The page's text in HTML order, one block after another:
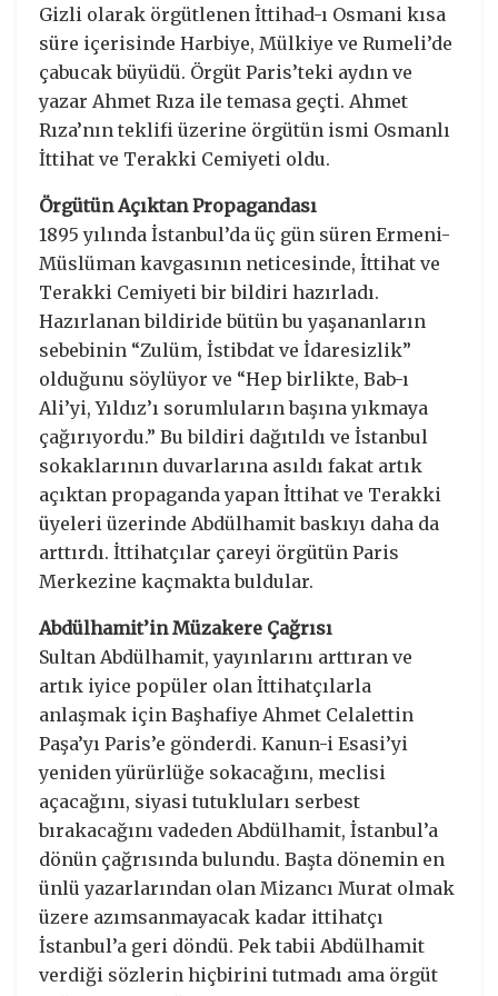
Gizli olarak örgütlenen İttihad-ı Osmani kısa
süre içerisinde Harbiye, Mülkiye ve Rumeli’de
çabucak büyüdü. Örgüt Paris’teki aydın ve
yazar Ahmet Rıza ile temasa geçti. Ahmet
Rıza’nın teklifi üzerine örgütün ismi Osmanlı
İttihat ve Terakki Cemiyeti oldu.
Örgütün Açıktan Propagandası
1895 yılında İstanbul’da üç gün süren Ermeni-
Müslüman kavgasının neticesinde, İttihat ve
Terakki Cemiyeti bir bildiri hazırladı.
Hazırlanan bildiride bütün bu yaşananların
sebebinin “Zulüm, İstibdat ve İdaresizlik”
olduğunu söylüyor ve “Hep birlikte, Bab-ı
Ali’yi, Yıldız’ı sorumluların başına yıkmaya
çağırıyordu.” Bu bildiri dağıtıldı ve İstanbul
sokaklarının duvarlarına asıldı fakat artık
açıktan propaganda yapan İttihat ve Terakki
üyeleri üzerinde Abdülhamit baskıyı daha da
arttırdı. İttihatçılar çareyi örgütün Paris
Merkezine kaçmakta buldular.
Abdülhamit’in Müzakere Çağrısı
Sultan Abdülhamit, yayınlarını arttıran ve
artık iyice popüler olan İttihatçılarla
anlaşmak için Başhafiye Ahmet Celalettin
Paşa’yı Paris’e gönderdi. Kanun-i Esasi’yi
yeniden yürürlüğe sokacağını, meclisi
açacağını, siyasi tutukluları serbest
bırakacağını vadeden Abdülhamit, İstanbul’a
dönün çağrısında bulundu. Başta dönemin en
ünlü yazarlarından olan Mizancı Murat olmak
üzere azımsanmayacak kadar ittihatçı
İstanbul’a geri döndü. Pek tabii Abdülhamit
verdiği sözlerin hiçbirini tutmadı ama örgüt